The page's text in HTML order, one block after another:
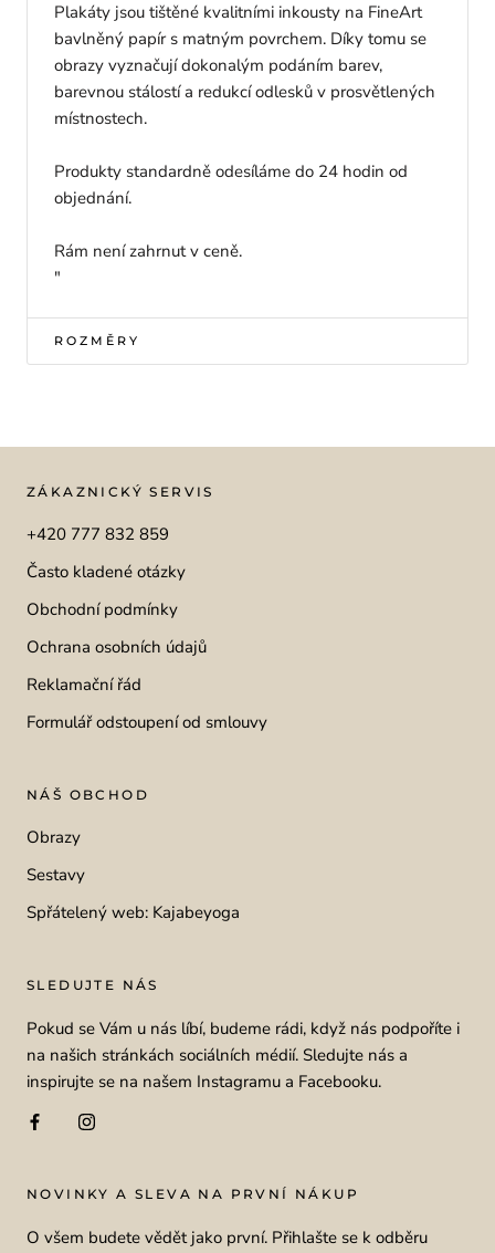
Plakáty jsou tištěné kvalitními inkousty na FineArt
bavlněný papír s matným povrchem. Díky tomu se
obrazy vyznačují dokonalým podáním barev,
barevnou stálostí a redukcí odlesků v prosvětlených
místnostech.
Produkty standardně odesíláme do 24 hodin od
objednání.
Rám není zahrnut v ceně.
"
ROZMĚRY
ZÁKAZNICKÝ SERVIS
+420 777 832 859
Často kladené otázky
Obchodní podmínky
Ochrana osobních údajů
Reklamační řád
Formulář odstoupení od smlouvy
NÁŠ OBCHOD
Obrazy
Sestavy
Spřátelený web: Kajabeyoga
SLEDUJTE NÁS
Pokud se Vám u nás líbí, budeme rádi, když nás podpoříte i
na našich stránkách sociálních médií. Sledujte nás a
inspirujte se na našem Instagramu a Facebooku.
NOVINKY A SLEVA NA PRVNÍ NÁKUP
O všem budete vědět jako první. Přihlašte se k odběru